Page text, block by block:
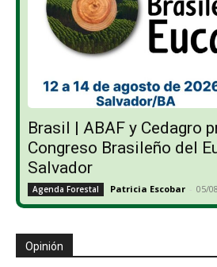
Brasil | ABAF y Cedagro
Congreso Brasileño del
Salvador
Agenda Forestal Patricia Escobar - 05/
Opinión